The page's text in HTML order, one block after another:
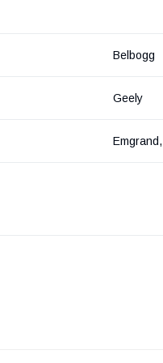
Belbogg
Geely